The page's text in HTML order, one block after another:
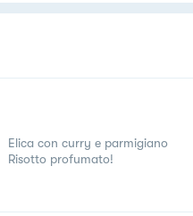
Elica con curry e parmigiano
Risotto profumato!